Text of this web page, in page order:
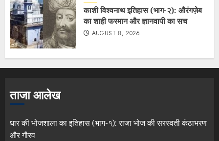
काशी विश्वनाथ इतिहास (भाग-२): औरंगज़ेब
का शाही फरमान और ज्ञानवापी का सच
AUGUST 8, 2026
ताजा आलेख
धार की भोजशाला का इतिहास (भाग-१): राजा भोज की सरस्वती कंठाभरण
और गौरव